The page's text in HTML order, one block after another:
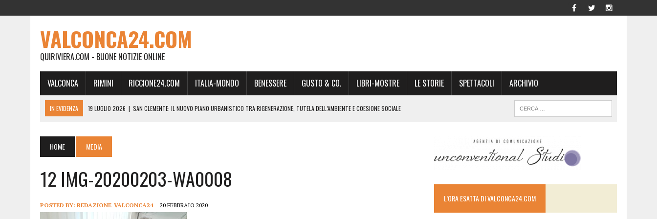
VALCONCA24.COM
QUIRIVIERA.COM - BUONE NOTIZIE ONLINE
VALCONCA RIMINI RICCIONE24.COM ITALIA-MONDO BENESSERE GUSTO & CO. LIBRI-MOSTRE LE STORIE SPETTACOLI ARCHIVIO
IN EVIDENZA 19 LUGLIO 2026 | SAN CLEMENTE: IL NUOVO PIANO URBANISTICO TRA RIGENERAZIONE, TUTELA DELL’AMBIENTE E COESIONE SOCIALE
19 FEBBRAIO 2026 | RIMINI, A IL GATTO SULL’ALBICOCCO ARRIVA ANDREA GIONCHETTI SOMMELIER DEL CALABRESE “QAFIZ”
28 GENNAIO 2026
| DOVE LA CARNE DIVENTA MEMORIA: IL CORPO, L’ORIGINE, IL RITORNO. L’OPERA DI KIROLES BOSHRA È VITA VERA
18 DICEMBRE 2025
|
SAN CLEMENTE, AL VILLA ULTIMO ATTO DELLA PRIMA PARTE DI STAGIONE TEATRALE CON CLAUDIO MORICI SABATO 20
18 DICEMBRE 2025 | SAN CLEMENTE, SALA DEL CONSIGLIO INTITOLATA A GIACOMO MATTEOTTI: “VITTIMA DELLA FURIA FASCISTA”
HOME MEDIA
12 IMG-20200203-WA0008
POSTED BY: REDAZIONE_VALCONCA24 20 FEBBRAIO 2020
L’ORA ESATTA DI VALCONCA24.COM